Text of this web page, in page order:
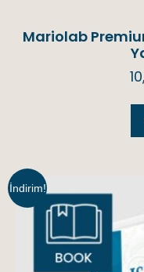
Mariolab
İndirim!